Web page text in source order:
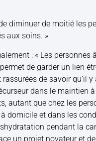
diminuer de moitié les
aux soins. »
: « Les
de garder un lien
de savoir qu’il
dans le maintien
autant que chez les
domicile et dans les
pendant la
un projet novateur et